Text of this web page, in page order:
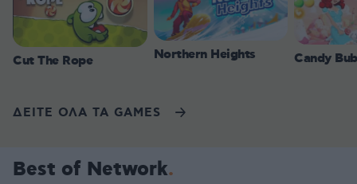
Cut The Rope Northern Heights Candy
ΔΕΙΤΕ ΟΛΑ ΤΑ GAMES
Best of Network